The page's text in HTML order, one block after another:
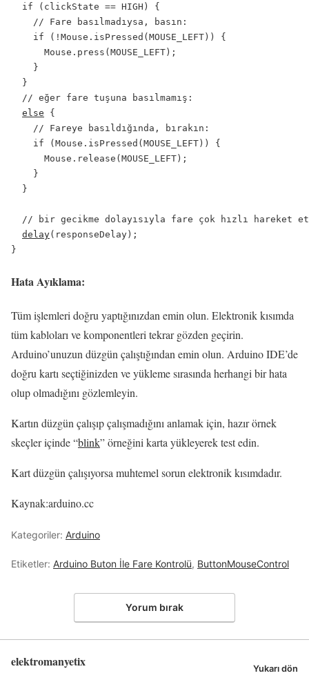
  if (clickState == HIGH) {
    // Fare basılmadıysa, basın:
    if (!Mouse.isPressed(MOUSE_LEFT)) {
      Mouse.press(MOUSE_LEFT);
    }
  }
  // eğer fare tuşuna basılmamış:
else {
    // Fareye basıldığında, bırakın:
    if (Mouse.isPressed(MOUSE_LEFT)) {
      Mouse.release(MOUSE_LEFT);
    }
  }
// bir gecikme dolayısıyla fare çok hızlı hareket
delay(responseDelay);
}
Hata Ayıklama:
Tüm işlemleri doğru yaptığınızdan emin olun. Elektronik kısımda
tüm kabloları ve komponentleri tekrar gözden geçirin.
Arduino’unuzun düzgün çalıştığından emin olun. Arduino IDE’de
doğru kartı seçtiğinizden ve yükleme sırasında herhangi bir hata
olup olmadığını gözlemleyin.
Kartın düzgün çalışıp çalışmadığını anlamak için, hazır örnek
skeçler içinde “blink” örneğini karta yükleyerek test edin.
Kart düzgün çalışıyorsa muhtemel sorun elektronik kısımdadır.
Kaynak:arduino.cc
Kategoriler: Arduino
Etiketler: Arduino Buton İle Fare Kontrolü, ButtonMouseControl
Yorum bırak
elektromanyetix Yukarı dön